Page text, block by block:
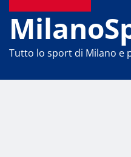
Tutto lo sport di Milano e